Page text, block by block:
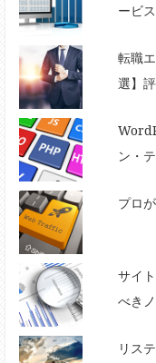
ービ
転職
選】
ン・
プロ
サイ
べき
リス